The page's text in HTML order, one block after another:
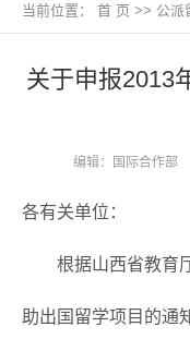
当前位置： 首 页 >> 公派
关于申报2013
编辑：国际合作部
各有关单位：
根据山西省教育
助出国留学项目的通